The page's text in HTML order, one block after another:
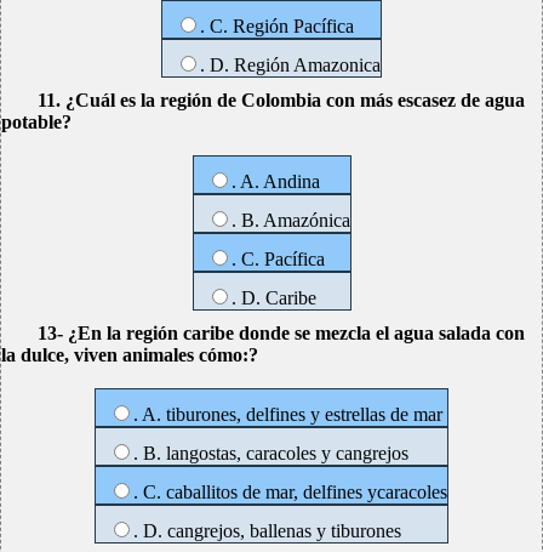
. C. Región Pacífica
. D. Región Amazonica
11. ¿Cuál es la región de Colombia con más escasez de agua
potable?
. A. Andina
. B. Amazónica
. C. Pacífica
. D. Caribe
13- ¿En la región caribe donde se mezcla el agua salada con
la dulce, viven animales cómo:?
. A. tiburones, delfines y estrellas de mar
. B. langostas, caracoles y cangrejos
. C. caballitos de mar, delfines ycaracoles
. D. cangrejos, ballenas y tiburones